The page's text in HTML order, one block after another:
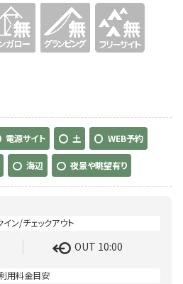
電源サイト 土 WEB予約
海辺 夜景や眺望有り
OUT 10:00